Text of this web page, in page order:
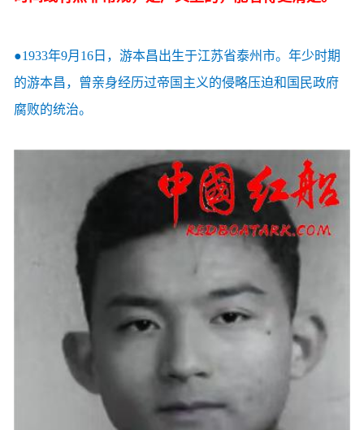
●1933年9月16日，游本昌出生于江苏省泰州市。年少时期
的游本昌，曾亲身经历过帝国主义的侵略压迫和国民政府
腐败的统治。